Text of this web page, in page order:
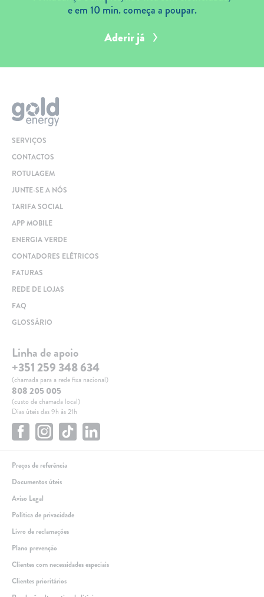
e em 10 min. começa a poupar.
Aderir já
SERVIÇOS
CONTACTOS
ROTULAGEM
JUNTE-SE A NÓS
TARIFA SOCIAL
APP MOBILE
ENERGIA VERDE
CONTADORES ELÉTRICOS
FATURAS
REDE DE LOJAS
FAQ
GLOSSÁRIO
Linha de apoio
+351 259 348 634
(chamada para a rede fixa nacional)
808 205 005
(custo de chamada local)
Dias úteis das 9h às 21h
Preços de referência
Documentos úteis
Aviso Legal
Política de privacidade
Livro de reclamações
Plano prevenção
Clientes com necessidades especiais
Clientes prioritários